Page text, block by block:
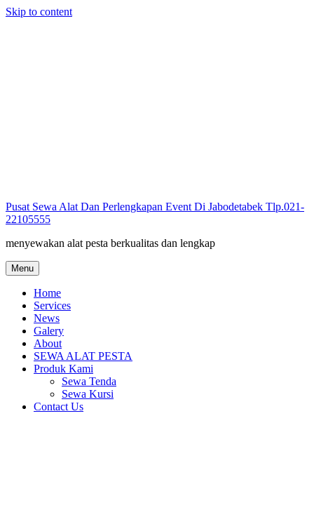
Skip to content
Pusat Sewa Alat Dan Perlengkapan Event Di Jabodetabek Tlp.021-
22105555
menyewakan alat pesta berkualitas dan lengkap
Menu
Home
Services
News
Galery
About
SEWA ALAT PESTA
Produk Kami
Sewa Tenda
Sewa Kursi
Contact Us